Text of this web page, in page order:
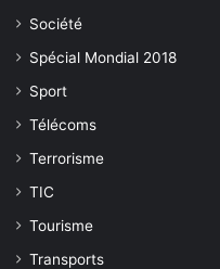
Société
Spécial Mondial 2018
Sport
Télécoms
Terrorisme
TIC
Tourisme
Transports